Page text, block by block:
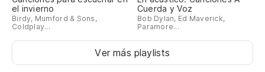
el invierno
Birdy, Mumford & Sons,
Coldplay...
Cuerda y Voz
Bob Dylan, Ed Maverick,
Paramore...
Ver más playlists